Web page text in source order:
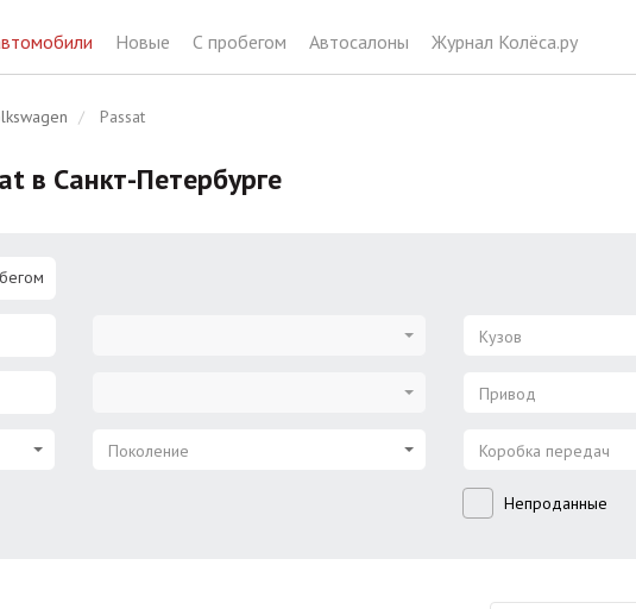
Новые С пробегом Автосалоны Журнал Колёса.ру
Passat
в Санкт-Петербурге
Поколение
Кузов
Привод
Коробка передач
Непроданные